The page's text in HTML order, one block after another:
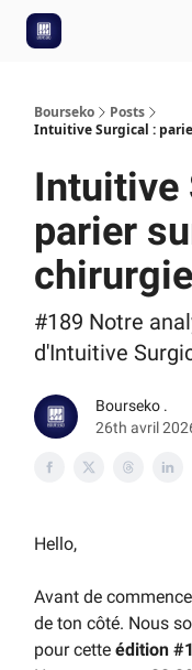
Bourseko
Posts
Intuitive Surgical :
Intuitive
parier
chirurgie
#189 Notre
d'Intuitive
Bourseko .
26th avril
Hello,
Avant de
de ton côté. Nous
pour cette édition